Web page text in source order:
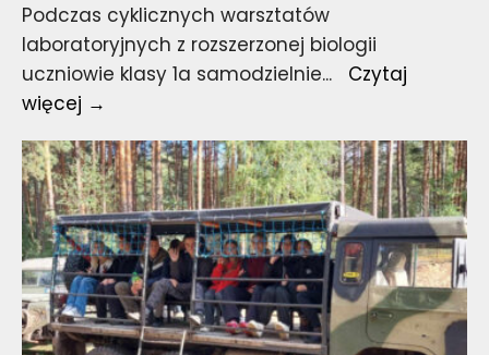
Podczas cyklicznych warsztatów
laboratoryjnych z rozszerzonej biologii
uczniowie klasy 1a samodzielnie...
Czytaj
więcej →
dla
1a